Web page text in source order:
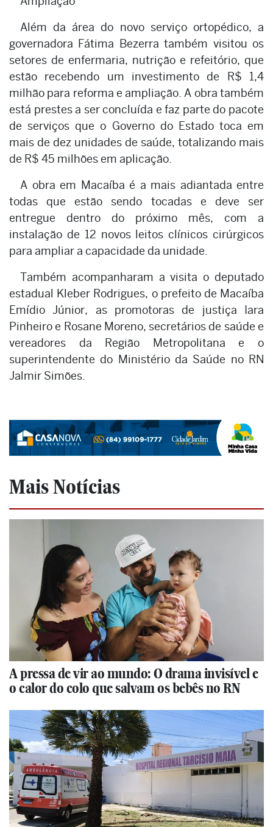
Além da área do novo serviço ortopédico, a
governadora Fátima Bezerra também visitou os
setores de enfermaria, nutrição e refeitório, que
estão recebendo um investimento de R$ 1,4
milhão para reforma e ampliação. A obra também
está prestes a ser concluída e faz parte do pacote
de serviços que o Governo do Estado toca em
mais de dez unidades de saúde, totalizando mais
de R$ 45 milhões em aplicação.
A obra em Macaíba é a mais adiantada entre
todas que estão sendo tocadas e deve ser
entregue dentro do próximo mês, com a
instalação de 12 novos leitos clínicos cirúrgicos
para ampliar a capacidade da unidade.
Também acompanharam a visita o deputado
estadual Kleber Rodrigues, o prefeito de Macaíba
Emídio Júnior, as promotoras de justiça Iara
Pinheiro e Rosane Moreno, secretários de saúde e
vereadores da Região Metropolitana e o
superintendente do Ministério da Saúde no RN
Jalmir Simões.
Mais Notícias
A pressa de vir ao mundo: O drama invisível e
o calor do colo que salvam os bebês no RN